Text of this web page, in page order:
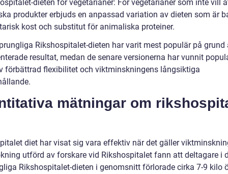
dieten för vegetarianer: För vegetarianer som inte vill
produkter erbjuds en anpassad variation av dieten som är
kost och substitut för animaliska proteiner.
Rikshospitalet-dieten har varit mest populär på grund
resultat, medan de senare versionerna har vunnit
förbättrad flexibilitet och viktminskningens långsiktiga
mätningar om
diet har visat sig vara effektiv när det gäller
utförd av forskare vid Rikshospitalet fann att deltagare i
Rikshospitalet-dieten i genomsnitt förlorade cirka 7-9 kilo